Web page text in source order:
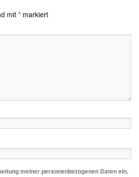
mit * markiert
meiner personenbezogenen Daten ein,